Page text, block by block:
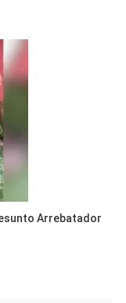
Arrebatador